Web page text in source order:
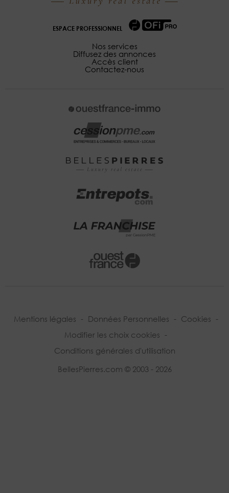
ESPACE PROFESSIONNEL
Nos services
Diffusez des annonces
Accès client
Contactez-nous
Mentions légales - Données Personnelles - Cookies -
Modifier les choix cookies -
Conditions générales d'utilisation
BellesPierres.com © 2003 - 2026